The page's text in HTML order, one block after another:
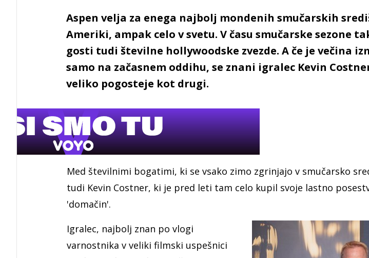
Aspen velja za enega najbolj mondenih smučarskih
Ameriki, ampak celo v svetu. V času smučarske sezone
gosti tudi številne hollywoodske zvezde. A če je večina
samo na začasnem oddihu, se znani igralec Kevin
veliko pogosteje kot drugi.
Med številnimi bogatimi, ki se vsako zimo zgrinjajo v smučarsko
tudi Kevin Costner, ki je pred leti tam celo kupil svoje lastno
'domačin'.
Igralec, najbolj znan po vlogi
varnostnika v veliki filmski uspešnici